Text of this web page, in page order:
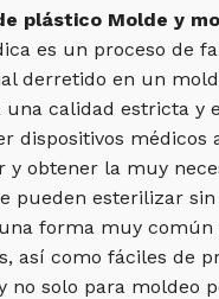
plástico Molde y
es un proceso de
derretido en un
calidad estricta y
dispositivos
y obtener la muy
pueden esterilizar
forma muy
así como fáciles de
no solo para moldeo